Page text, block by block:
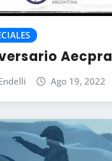
Aecpra
Ago 19, 2022